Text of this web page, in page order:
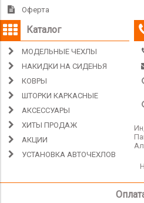
Оферта
Каталог
МОДЕЛЬНЫЕ ЧЕХЛЫ
НАКИДКИ НА СИДЕНЬЯ
КОВРЫ
ШТОРКИ КАРКАСНЫЕ
АКСЕССУАРЫ
ХИТЫ ПРОДАЖ
АКЦИИ
УСТАНОВКА АВТОЧЕХЛОВ